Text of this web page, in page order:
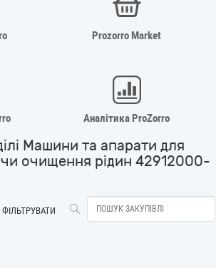
Prozorro Market
Аналітика ProZorro
Машини та апарати для
очищення рідин 42912000-
ФІЛЬТРУВАТИ